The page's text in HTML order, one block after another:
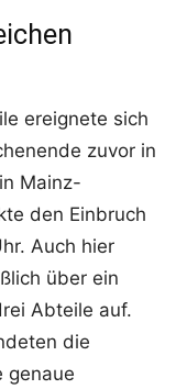
ereignete sich
zuvor in
Mainz-
den Einbruch
Auch hier
über ein
Abteile auf.
die
genaue